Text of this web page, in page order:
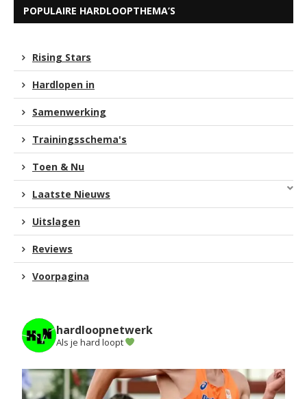
POPULAIRE HARDLOOPTHEMA’S
Rising Stars
Hardlopen in
Samenwerking
Trainingsschema's
Toen & Nu
Laatste Nieuws
Uitslagen
Reviews
Voorpagina
hardloopnetwerk
Als je hard loopt